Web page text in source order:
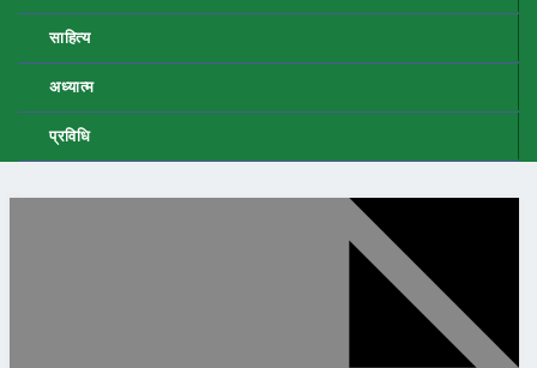
साहित्य
अध्यात्म
प्रविधि